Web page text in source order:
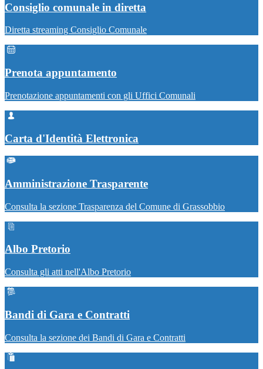
Consiglio comunale in diretta
Diretta streaming Consiglio Comunale
Prenota appuntamento
Prenotazione appuntamenti con gli Uffici Comunali
Carta d'Identità Elettronica
Amministrazione Trasparente
Consulta la sezione Trasparenza del Comune di Grassobbio
Albo Pretorio
Consulta gli atti nell'Albo Pretorio
Bandi di Gara e Contratti
Consulta la sezione dei Bandi di Gara e Contratti